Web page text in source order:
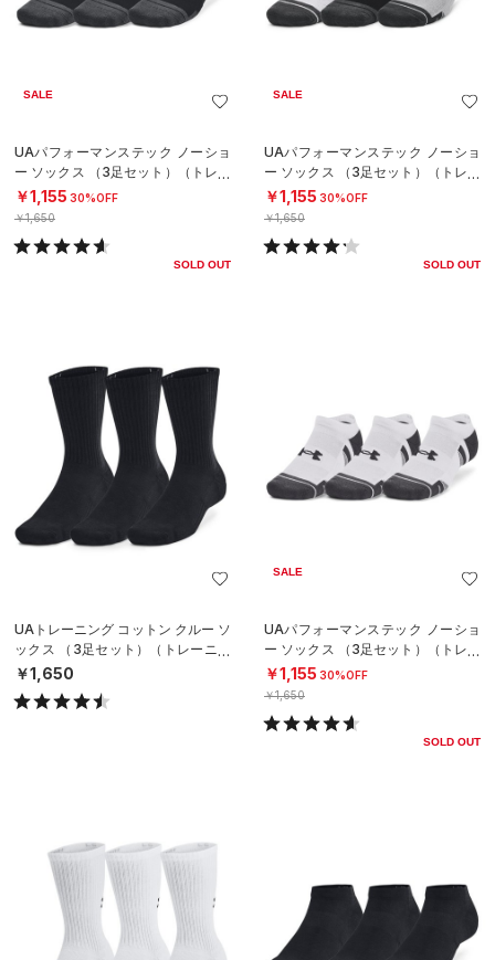
SALE
UAパフォーマンステック ノーショ
ー ソックス （3足セット）（トレー
ニング/UNISEX）
￥1,155 30%OFF
￥1,650
SOLD OUT
SALE
UAパフォーマンステック ノーショ
ー ソックス （3足セット）（トレー
ニング/UNISEX）
￥1,155 30%OFF
￥1,650
SOLD OUT
UAトレーニング コットン クルー ソ
ックス （3足セット）（トレーニン
グ/UNISEX）
￥1,650
SALE
UAパフォーマンステック ノーショ
ー ソックス （3足セット）（トレー
ニング/UNISEX）
￥1,155 30%OFF
￥1,650
SOLD OUT